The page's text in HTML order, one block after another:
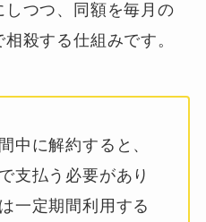
つつ、同額を毎月の
殺する仕組みです。
中に解約すると、
支払う必要があり
一定期間利用する